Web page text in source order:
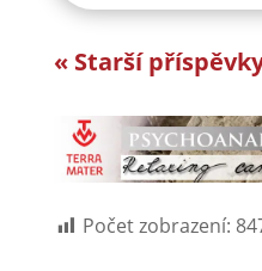
« Starší
Počet zobrazení: